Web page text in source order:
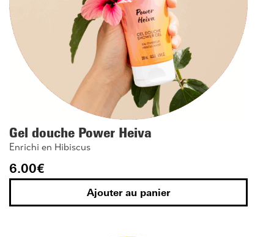
Gel douche Power Heiva
Enrichi en Hibiscus
6.00€
Ajouter au panier